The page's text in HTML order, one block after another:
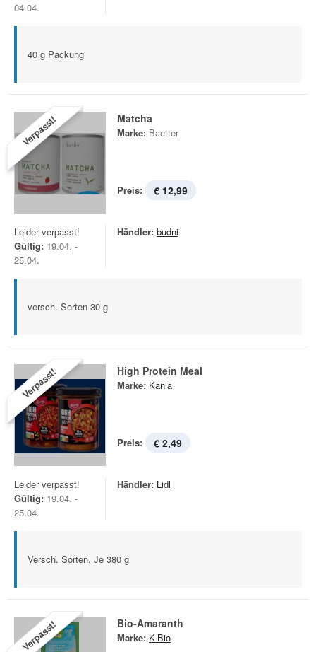
04.04.
40 g Packung
Verpasst! Matcha
Marke: Baetter
Preis: € 12,99
Leider verpasst!
Gültig: 19.04. -
25.04.
Händler: budni
versch. Sorten 30 g
Verpasst! High Protein Meal
Marke: Kania
Preis: € 2,49
Leider verpasst!
Gültig: 19.04. -
25.04.
Händler: Lidl
Versch. Sorten. Je 380 g
Verpasst! Bio-Amaranth
Marke: K-Bio